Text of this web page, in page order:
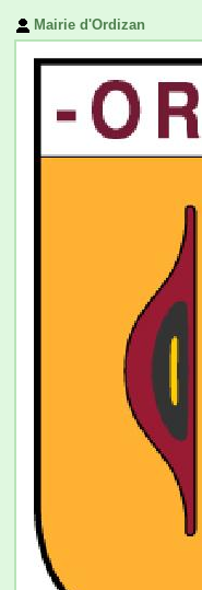
Mairie d'Ordizan